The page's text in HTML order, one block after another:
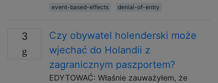
event-based-effects
denial-of-entry
3
Czy obywatel holenderski może
wjechać do Holandii z
zagranicznym paszportem?
EDYTOWAĆ: Właśnie zauważyłem, że